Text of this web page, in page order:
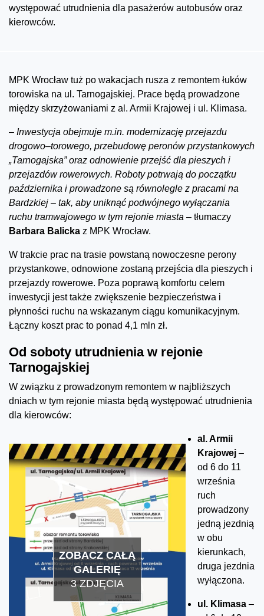
występować utrudnienia dla pasażerów autobusów oraz
kierowców.
MPK Wrocław tuż po wakacjach rusza z remontem łuków
torowiska na ul. Tarnogajskiej. Prace będą prowadzone
między skrzyżowaniami z al. Armii Krajowej i ul. Klimasa.
– Inwestycja obejmuje m.in. modernizację przejazdu
drogowo–torowego, przebudowę peronów przystankowych
„Tarnogajska” oraz odnowienie przejść dla pieszych i
przejazdów rowerowych. Roboty potrwają do początku
października i prowadzone są równolegle z pracami na
Bardzkiej – tak, aby uniknąć podwójnego wyłączania
ruchu tramwajowego w tym rejonie miasta – tłumaczy
Barbara Balicka z MPK Wrocław.
W trakcie prac na trasie powstaną nowoczesne perony
przystankowe, odnowione zostaną przejścia dla pieszych i
przejazdy rowerowe. Poza poprawą komfortu celem
inwestycji jest także zwiększenie bezpieczeństwa i
płynności ruchu na wskazanym ciągu komunikacyjnym.
Łączny koszt prac to ponad 4,1 mln zł.
Od soboty utrudnienia w rejonie
Tarnogajskiej
W związku z prowadzonym remontem w najbliższych
dniach w tym rejonie miasta będą występować utrudnienia
dla kierowców:
ZOBACZ CAŁĄ
GALERIĘ
3 ZDJĘCIA
al. Armii
Krajowej –
od 6 do 11
września
ruch
prowadzony
jedną jezdnią
w obu
kierunkach,
druga jezdnia
wyłączona.
ul. Klimasa –